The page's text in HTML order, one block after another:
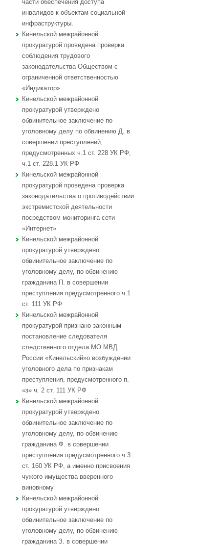
части обеспечения доступа
инвалидов к объектам социальной
инфраструктуры.
Кинельской межрайонной
прокуратурой проведена проверка
соблюдения трудового
законодательства Обществом с
ограниченной ответственностью
«Индикатор».
Кинельской межрайонной
прокуратурой утверждено
обвинительное заключение по
уголовному делу по обвинению Д. в
совершении преступлений,
предусмотренных ч.1 ст. 228 УК РФ,
ч.1 ст. 228.1 УК РФ
Кинельской межрайонной
прокуратурой проведена проверка
законодательства о противодействии
экстремистской деятельности
посредством мониторинга сети
«Интернет»
Кинельской межрайонной
прокуратурой утверждено
обвинительное заключение по
уголовному делу, по обвинению
гражданина П. в совершении
преступления предусмотренного ч.1
ст. 111 УК РФ
Кинельской межрайонной
прокуратурой признано законным
постановление следователя
следственного отдела МО МВД
России «Кинельский»о возбуждении
уголовного дела по признакам
преступления, предусмотренного п.
«з» ч. 2 ст. 111 УК РФ
Кинельской межрайонной
прокуратурой утверждено
обвинительное заключение по
уголовному делу, по обвинению
гражданина Ф. в совершении
преступления предусмотренного ч.3
ст. 160 УК РФ, а именно присвоения
чужого имущества вверенного
виновному
Кинельской межрайонной
прокуратурой утверждено
обвинительное заключение по
уголовному делу, по обвинению
гражданина З. в совершении